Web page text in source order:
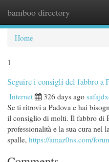
bamboo directory
Home
1
Seguire i consigli del fabbro a
Internet 326 days ago
Se ti ritrovi a Padova e hai
il consiglio di molti. Il fabbro di
professionalità e la sua cura nel
spalle, https://amaz0ns.com/